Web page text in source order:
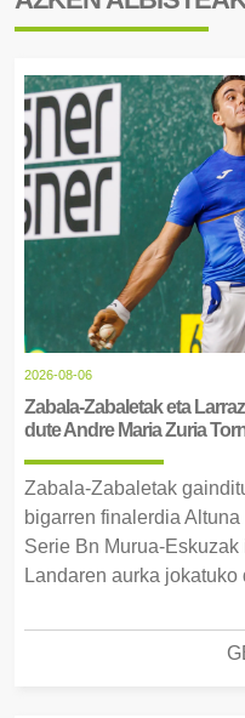
2026-08-06
Zabala-Zabaletak eta
dute Andre Maria Zuria
Zabala-Zabaletak
bigarren finalerdia
Serie Bn Murua-
Landaren aurka